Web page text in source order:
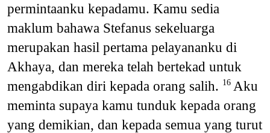
permintaanku kepadamu. Kamu sedia
maklum bahawa Stefanus sekeluarga
merupakan hasil pertama pelayananku di
Akhaya, dan mereka telah bertekad untuk
mengabdikan diri kepada orang salih. 16 Aku
meminta supaya kamu tunduk kepada orang
yang demikian, dan kepada semua yang turut